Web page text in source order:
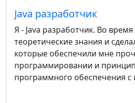
Java разработчик
Я - Java разработчик. Во
теоретические знания и
которые обеспечили мне
программировании и
программного обеспечения с